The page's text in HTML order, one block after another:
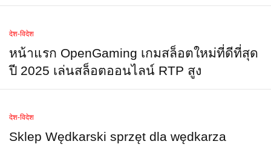
देश-विदेश
หน้าแรก OpenGaming เกมสล็อตใหม่ที่ดีที่สุด
ปี 2025 เล่นสล็อตออนไลน์ RTP สูง
देश-विदेश
Sklep Wędkarski sprzęt dla wędkarza